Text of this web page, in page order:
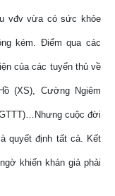
vđv vừa có sức khỏe
kém. Điểm qua các
của các tuyển thủ về
(XS), Cường Ngiêm
cuộc đời
quyết định tất cả. Kết
khiến khán giả phải